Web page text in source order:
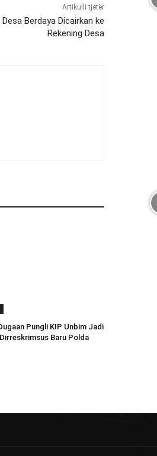
Artikulli tjetër
Berdaya Dicairkan ke
Rekening Desa
Pungli KIP Unbim Jadi
Baru Polda